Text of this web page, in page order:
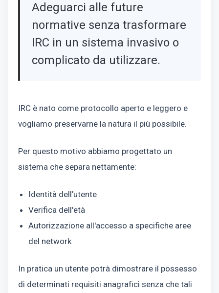
Adeguarci alle future
normative senza trasformare
IRC in un sistema invasivo o
complicato da utilizzare.
IRC è nato come protocollo aperto e leggero e
vogliamo preservarne la natura il più possibile.
Per questo motivo abbiamo progettato un
sistema che separa nettamente:
Identità dell'utente
Verifica dell'età
Autorizzazione all'accesso a specifiche aree
del network
In pratica un utente potrà dimostrare il possesso
di determinati requisiti anagrafici senza che tali